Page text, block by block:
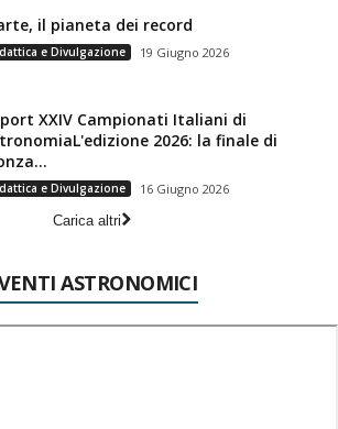
il pianeta dei record
e Divulgazione 19 Giugno 2026
XXIV Campionati Italiani di
2026: la finale di
e Divulgazione
16 Giugno 2026
Carica altri
ASTRONOMICI